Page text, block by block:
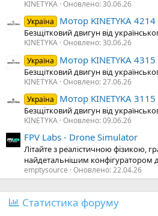
KINETYKA Оновлено:30.06.26
Україна
Мотор KINETYKA
Безщітковий двигун від
KINETYKA Оновлено:30.06.26
Україна
Мотор KINETYKA
Безщітковий двигун від
KINETYKA Оновлено:27.06.26
Україна
Мотор KINETYKA
Безщітковий двигун від
KINETYKA Оновлено:09.06.26
FPV Labs - Drone Simulator
Літайте з реалістичною фізикою,
найдетальнішим конфігуратором
emptysource Оновлено:22.04.26
Статистика форуму